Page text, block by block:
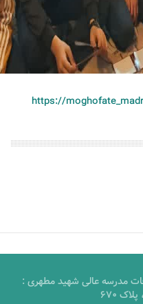
https://
مدرسه عالی شهید مطهری :
670